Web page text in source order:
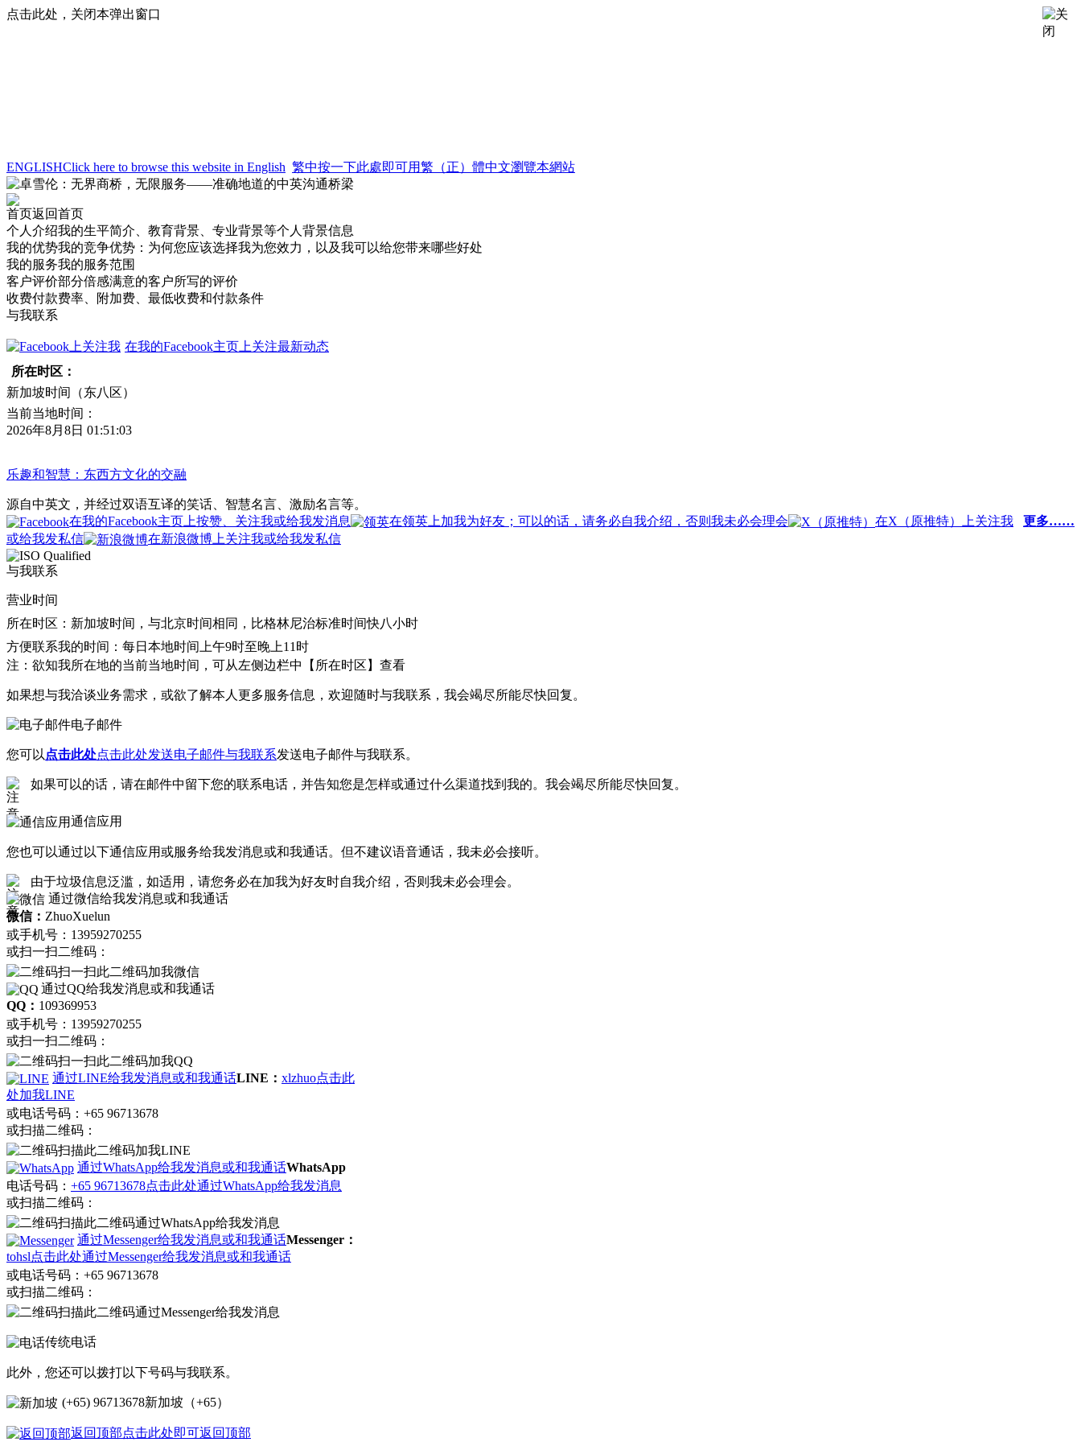
点击此处，关闭本弹出窗口
ENGLISHClick here to browse this website in English 繁中按一下此處即可用繁（正）體中文瀏覽本網站
首页返回首页
个人介绍我的生平简介、教育背景、专业背景等个人背景信息
我的优势我的竞争优势：为何您应该选择我为您效力，以及我可以给您带来哪些好处
我的服务我的服务范围
客户评价部分倍感满意的客户所写的评价
收费付款费率、附加费、最低收费和付款条件
与我联系
在我的Facebook主页上关注最新动态
所在时区：
新加坡时间（东八区）
当前当地时间：
2026年8月8日 01:51:03
乐趣和智慧：东西方文化的交融
源自中英文，并经过双语互译的笑话、智慧名言、激励名言等。
更多……
在我的Facebook主页上按赞、关注我或给我发消息 在领英上加我为好友；可以的话，请务必自我介绍，否则我未必会理会
在X（原推特）上关注我
或给我发私信
在新浪微博上关注我或给我发私信
与我联系
营业时间
所在时区：新加坡时间，与北京时间相同，比格林尼治标准时间快八小时
方便联系我的时间：每日本地时间上午9时至晚上11时
注：欲知我所在地的当前当地时间，可从左侧边栏中【所在时区】查看
如果想与我洽谈业务需求，或欲了解本人更多服务信息，欢迎随时与我联系，我会竭尽所能尽快回复。
电子邮件
您可以点击此处点击此处发送电子邮件与我联系发送电子邮件与我联系。
如果可以的话，请在邮件中留下您的联系电话，并告知您是怎样或通过什么渠道找到我的。我会竭尽所能尽快回复。
通信应用
您也可以通过以下通信应用或服务给我发消息或和我通话。但不建议语音通话，我未必会接听。
由于垃圾信息泛滥，如适用，请您务必在加我为好友时自我介绍，否则我未必会理会。
通过微信给我发消息或和我通话
微信： ZhuoXuelun
或手机号：13959270255
或扫一扫二维码：
扫一扫此二维码加我微信
通过QQ给我发消息或和我通话
QQ： 109369953
或手机号：13959270255
或扫一扫二维码：
扫一扫此二维码加我QQ
通过LINE给我发消息或和我通话LINE： xlzhuo点击此
处加我LINE
或电话号码：+65 96713678
或扫描二维码：
扫描此二维码加我LINE
通过WhatsApp给我发消息或和我通话WhatsApp
电话号码： +65 96713678点击此处通过WhatsApp给我发消息
或扫描二维码：
扫描此二维码通过WhatsApp给我发消息
通过Messenger给我发消息或和我通话Messenger：
tohsl点击此处通过Messenger给我发消息或和我通话
或电话号码：+65 96713678
或扫描二维码：
扫描此二维码通过Messenger给我发消息
传统电话
此外，您还可以拨打以下号码与我联系。
(+65) 96713678新加坡（+65）
返回顶部点击此处即可返回顶部